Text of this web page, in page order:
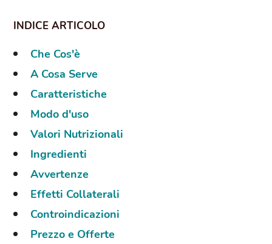
Che Cos'è
A Cosa Serve
Caratteristiche
Modo d'uso
Valori Nutrizionali
Ingredienti
Avvertenze
Effetti Collaterali
Controindicazioni
Prezzo e Offerte